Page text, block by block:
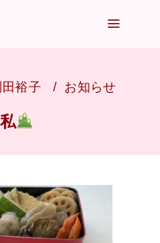
田裕子 お知らせ